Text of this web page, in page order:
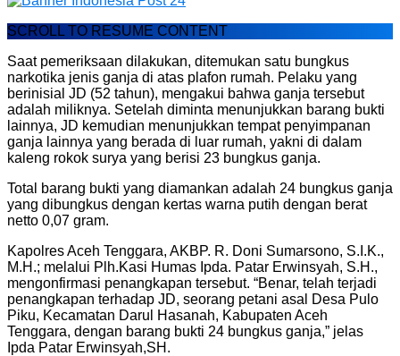
SCROLL TO RESUME CONTENT
Saat pemeriksaan dilakukan, ditemukan satu bungkus
narkotika jenis ganja di atas plafon rumah. Pelaku yang
berinisial JD (52 tahun), mengakui bahwa ganja tersebut
adalah miliknya. Setelah diminta menunjukkan barang bukti
lainnya, JD kemudian menunjukkan tempat penyimpanan
ganja lainnya yang berada di luar rumah, yakni di dalam
kaleng rokok surya yang berisi 23 bungkus ganja.
Total barang bukti yang diamankan adalah 24 bungkus ganja
yang dibungkus dengan kertas warna putih dengan berat
netto 0,07 gram.
Kapolres Aceh Tenggara, AKBP. R. Doni Sumarsono, S.I.K.,
M.H.; melalui Plh.Kasi Humas Ipda. Patar Erwinsyah, S.H.,
mengonfirmasi penangkapan tersebut. “Benar, telah terjadi
penangkapan terhadap JD, seorang petani asal Desa Pulo
Piku, Kecamatan Darul Hasanah, Kabupaten Aceh
Tenggara, dengan barang bukti 24 bungkus ganja,” jelas
Ipda Patar Erwinsyah,SH.